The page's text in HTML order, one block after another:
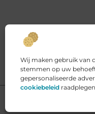
Wij maken gebruik van
stemmen op uw
gepersonaliseerde
cookiebeleid